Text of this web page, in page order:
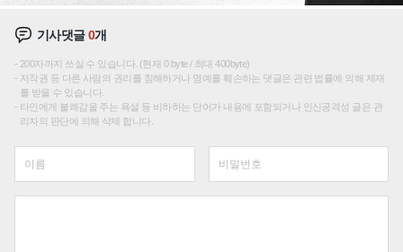
기사댓글0개
200자까지 쓰실 수 있습니다. (현재 0 byte / 최대 400byte)
저작권 등 다른 사람의 권리를 침해하거나 명예를 훼손하는 댓글은 관련 법률에 의해 제재
를 받을 수 있습니다.
타인에게 불쾌감을 주는 욕설 등 비하하는 단어가 내용에 포함되거나 인신공격성 글은 관
리자의 판단에 의해 삭제 합니다.